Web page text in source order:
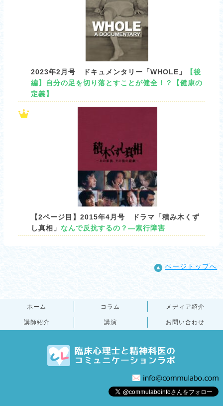
2023年2月号 ドキュメンタリー「WHOLE」
【後
編】自分の足を切り落とすことが健全！？【健康の
定義】
【2ページ目】2015年4月号 ドラマ「積み木くず
し真相」 なんで反抗するの？―素行障害
ページトップへ
ホーム コラム メディア紹介
講師紹介 講演 お問い合わせ